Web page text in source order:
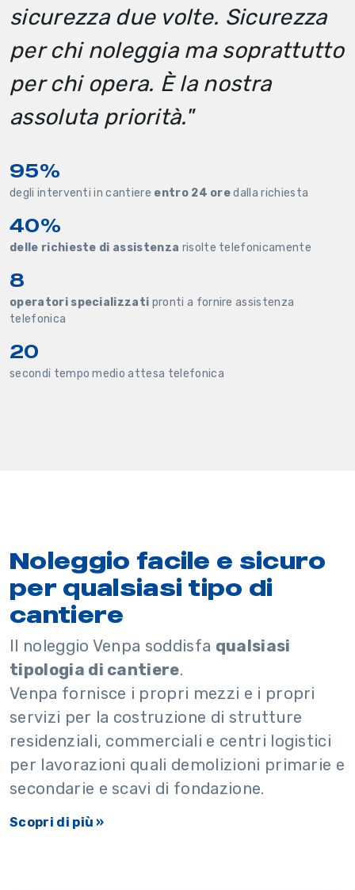
sicurezza due volte. Sicurezza
per chi noleggia ma soprattutto
per chi opera. È la nostra
assoluta priorità."
95%
degli interventi in cantiere entro 24 oredalla richiesta
40%
delle richieste di assistenza risolte telefonicamente
8
operatori specializzati pronti a fornire assistenza
telefonica
20
secondi tempo medio attesa telefonica
Noleggio facile e sicuro
per qualsiasi tipo di
cantiere
Il noleggio Venpa soddisfa qualsiasi
tipologia di cantiere.
Venpa fornisce i propri mezzi e i propri
servizi per la costruzione di strutture
residenziali, commerciali e centri logistici
per lavorazioni quali demolizioni primarie e
secondarie e scavi di fondazione.
Scopri di più »